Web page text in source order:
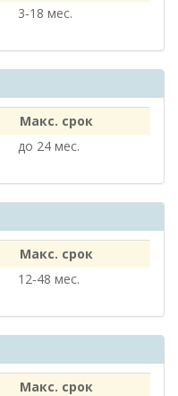
3‑18 мес.
Макс. срок
до 24 мес.
Макс. срок
12‑48 мес.
Макс. срок